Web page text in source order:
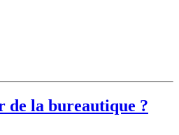
de la bureautique ?